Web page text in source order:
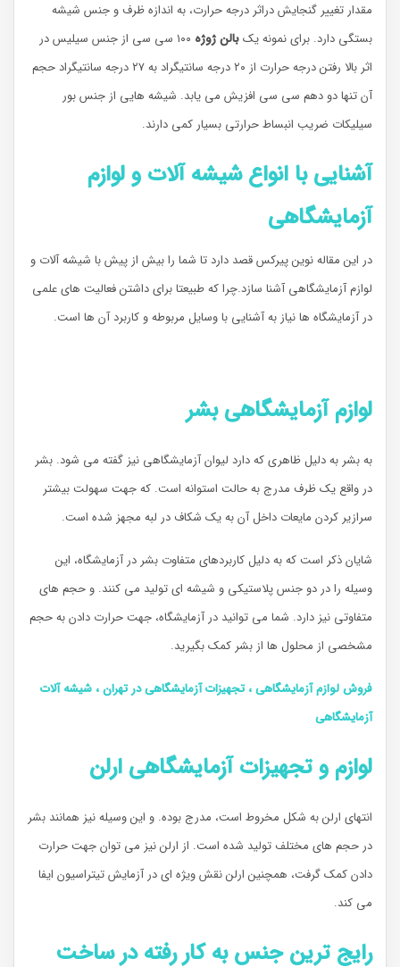
مقدار تغییر گنجایش دراثر درجه حرارت، به اندازه ظرف و جنس شیشه
بستگی دارد. برای نمونه یکبالن ژوژه
۱۰۰ سی سی از جنس سیلیس در
اثر بالا رفتن درجه حرارت از ۲۰ درجه سانتیگراد به ۲۷ درجه سانتیگراد حجم
آن تنها دو دهم سی سی افزیش می یابد. شیشه هایی از جنس بور
سیلیکات ضریب انبساط حرارتی بسیار کمی دارند.
آشنایی با انواع شیشه آلات و لوازم
آزمایشگاهی
در این مقاله نوین پیرکس قصد دارد تا شما را بیش از پیش با شیشه آلات و
لوازم آزمایشگاهی آشنا سازد.چرا که طبیعتا برای داشتن فعالیت های علمی
در آزمایشگاه ها نیاز به آشنایی با وسایل مربوطه و کاربرد آن ها است.
لوازم آزمایشگاهی بشر
به بشر به دلیل ظاهری که دارد لیوان آزمایشگاهی نیز گفته می شود. بشر
در واقع یک ظرف مدرج به حالت استوانه است. که جهت سهولت بیشتر
سرازیر کردن مایعات داخل آن به یک شکاف در لبه مجهز شده است.
شایان ذکر است که به دلیل کاربردهای متفاوت بشر در آزمایشگاه، این
وسیله را در دو جنس پلاستیکی و شیشه ای تولید می کنند. و حجم های
متفاوتی نیز دارد. شما می توانید در آزمایشگاه، جهت حرارت دادن به حجم
مشخصی از محلول ها از بشر کمک بگیرید.
فروش لوازم آزمایشگاهی ، تجهیزات آزمایشگاهی در تهران ، شیشه آلات
آزمایشگاهی
لوازم و تجهیزات آزمایشگاهی ارلن
انتهای ارلن به شکل مخروط است، مدرج بوده. و این وسیله نیز همانند بشر
در حجم های مختلف تولید شده است. از ارلن نیز می توان جهت حرارت
دادن کمک گرفت، همچنین ارلن نقش ویژه ای در آزمایش تیتراسیون ایفا
می کند.
رایج ترین جنس به کار رفته در ساخت